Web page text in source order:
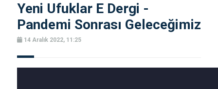
Yeni Ufuklar E Dergi -
Pandemi Sonrası Geleceğimiz
14 Aralık 2022, 11:25